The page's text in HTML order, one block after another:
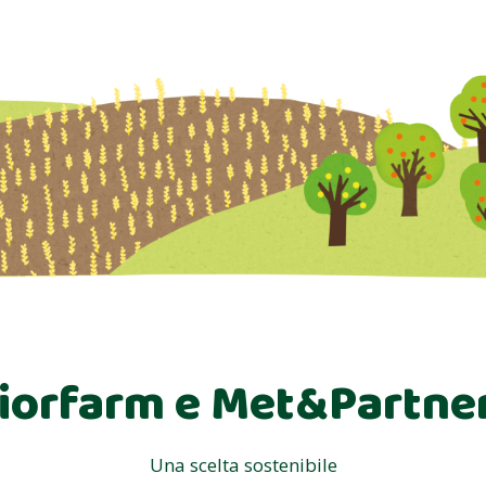
e
Una scelta sostenibile